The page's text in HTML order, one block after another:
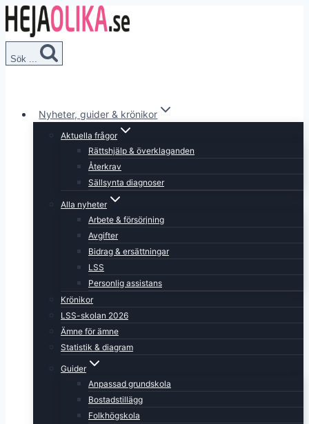
Skip
content
Sök ...
Nyheter, guider & krönikor
Aktuella frågor
Rättshjälp & överklaganden
Återkrav
Sällsynta diagnoser
Alla nyheter
Arbete & försörjning
Avgifter
Bidrag & ersättningar
LSS
Personlig assistans
Krönikor
LSS-skolan 2026
Ämne för ämne
Statistik & diagram
Guider
Anpassad grundskola
Bostadstillägg
Folkhögskola